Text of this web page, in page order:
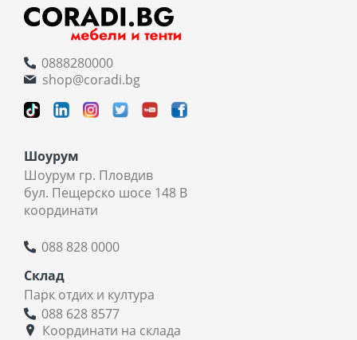
0888280000
shop@coradi.bg
Шоурум
Шоурум гр. Пловдив
бул. Пещерско шосе 148 В
координати
088 828 0000
Склад
Парк отдих и култура
088 628 8577
Координати на склада